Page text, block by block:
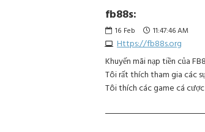
fb88s:
16 Feb 11:47:46 AM
Https://fb88s.org
Khuyến mãi nạp tiền của
Tôi rất thích tham gia các
Tôi thích các game cá